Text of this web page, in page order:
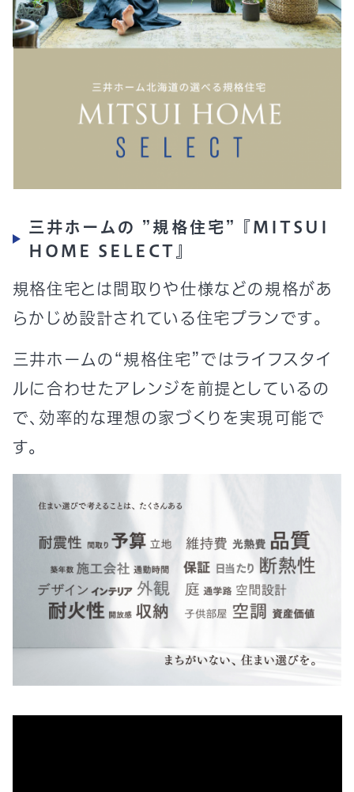
三井ホームの ”規格住宅” 『MITSUI
HOME SELECT』
規格住宅とは間取りや仕様などの規格があ
らかじめ設計されている住宅プランです。
三井ホームの“規格住宅”ではライフスタイ
ルに合わせたアレンジを前提としているの
で、効率的な理想の家づくりを実現可能で
す。